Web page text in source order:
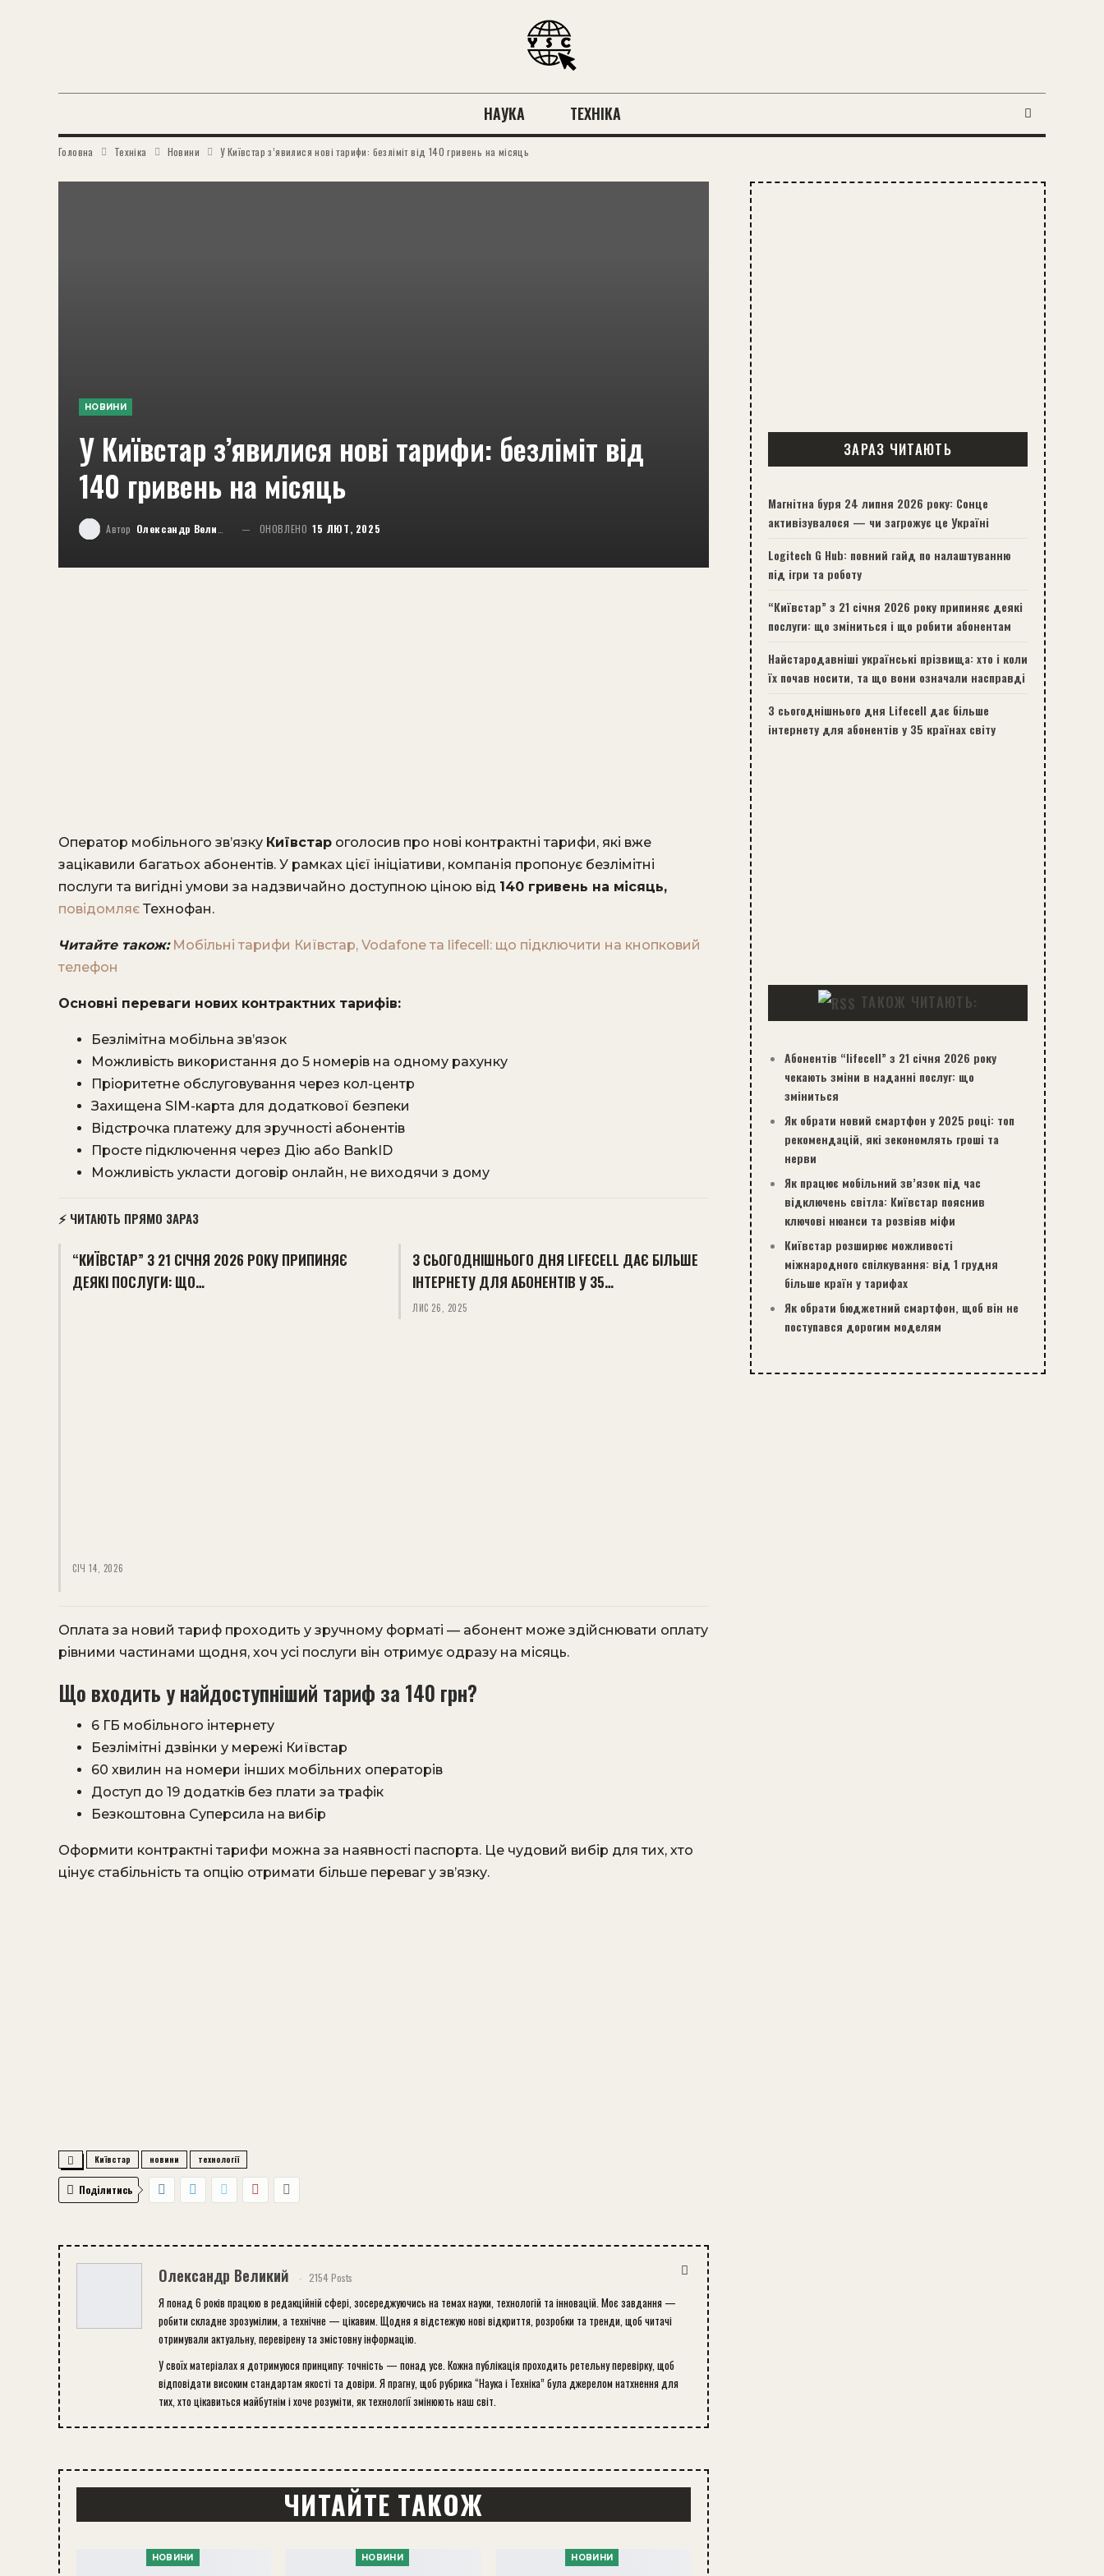
НАУКА ТЕХНІКА
Головна Техніка Новини У Київстар з’явилися нові тарифи: безліміт від 140 гривень на місяць
НОВИНИ
У Київстар з’явилися нові тарифи: безліміт від
140 гривень на місяць
Автор Олександр Великий ОНОВЛЕНО 15 ЛЮТ, 2025
Оператор мобільного зв’язку Київстар оголосив про нові контрактні тарифи, які вже
зацікавили багатьох абонентів. У рамках цієї ініціативи, компанія пропонує безлімітні
послуги та вигідні умови за надзвичайно доступною ціною від 140 гривень на місяць,
повідомляє Технофан.
Читайте також: Мобільні тарифи Київстар, Vodafone та lifecell: що підключити на кнопковий
телефон
Основні переваги нових контрактних тарифів:
Безлімітна мобільна зв’язок
Можливість використання до 5 номерів на одному рахунку
Пріоритетне обслуговування через кол-центр
Захищена SIM-карта для додаткової безпеки
Відстрочка платежу для зручності абонентів
Просте підключення через Дію або BankID
Можливість укласти договір онлайн, не виходячи з дому
⚡ ЧИТАЮТЬ ПРЯМО ЗАРАЗ
“КИЇВСТАР” З 21 СІЧНЯ 2026 РОКУ ПРИПИНЯЄ
ДЕЯКІ ПОСЛУГИ: ЩО…
СІЧ 14, 2026
З СЬОГОДНІШНЬОГО ДНЯ LIFECELL ДАЄ БІЛЬШЕ
ІНТЕРНЕТУ ДЛЯ АБОНЕНТІВ У 35…
ЛИС 26, 2025
Оплата за новий тариф проходить у зручному форматі — абонент може здійснювати оплату
рівними частинами щодня, хоч усі послуги він отримує одразу на місяць.
Що входить у найдоступніший тариф за 140 грн?
6 ГБ мобільного інтернету
Безлімітні дзвінки у мережі Київстар
60 хвилин на номери інших мобільних операторів
Доступ до 19 додатків без плати за трафік
Безкоштовна Суперсила на вибір
Оформити контрактні тарифи можна за наявності паспорта. Це чудовий вибір для тих, хто
цінує стабільність та опцію отримати більше переваг у зв’язку.
Київстар новини технології
Поділитись
Олександр Великий 2154 Posts
Я понад 6 років працюю в редакційній сфері, зосереджуючись на темах науки, технологій та інновацій. Моє завдання —
робити складне зрозумілим, а технічне — цікавим. Щодня я відстежую нові відкриття, розробки та тренди, щоб читачі
отримували актуальну, перевірену та змістовну інформацію.
У своїх матеріалах я дотримуюся принципу: точність — понад усе. Кожна публікація проходить ретельну перевірку, щоб
відповідати високим стандартам якості та довіри. Я прагну, щоб рубрика “Наука і Техніка” була джерелом натхнення для
тих, хто цікавиться майбутнім і хоче розуміти, як технології змінюють наш світ.
ЧИТАЙТЕ ТАКОЖ
НОВИНИ НОВИНИ НОВИНИ
ЗАРАЗ ЧИТАЮТЬ
Магнітна буря 24 липня 2026 року: Сонце
активізувалося — чи загрожує це Україні
Logitech G Hub: повний гайд по налаштуванню
під ігри та роботу
“Київстар” з 21 січня 2026 року припиняє деякі
послуги: що зміниться і що робити абонентам
Найстародавніші українські прізвища: хто і коли
їх почав носити, та що вони означали насправді
З сьогоднішнього дня Lifecell дає більше
інтернету для абонентів у 35 країнах світу
ТАКОЖ ЧИТАЮТЬ:
Абонентів “lifecell” з 21 січня 2026 року
чекають зміни в наданні послуг: що
зміниться
Як обрати новий смартфон у 2025 році: топ
рекомендацій, які зекономлять гроші та
нерви
Як працює мобільний зв’язок під час
відключень світла: Київстар пояснив
ключові нюанси та розвіяв міфи
Київстар розширює можливості
міжнародного спілкування: від 1 грудня
більше країн у тарифах
Як обрати бюджетний смартфон, щоб він не
поступався дорогим моделям